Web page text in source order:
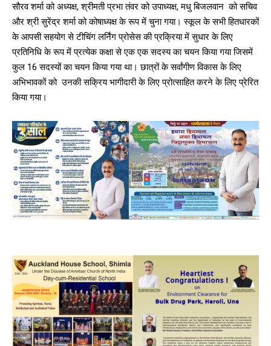
00:00 12:27
NURTURING CREATIVITY – KEEKLI CHARITABLE TRUST, SHIMLA
सौरव शर्मा को अध्यक्ष, श्रीमती प्रभा तंवर को उपाध्यक्ष, मधु बिजलवान को सचिव
और श्री सुरेंद्र शर्मा को कोषाध्यक्ष के रूप में चुना गया।स्कूल के सभी हितधारकों
के आपसी सहयोग से टीचिंग लर्निंग प्रोसेस की प्रक्रिया में सुधार के लिए
प्रतिनिधि के रूप में प्रत्येक कक्षा से एक एक सदस्य का चयन किया गया जिसमें
कुल 16 सदस्यों का चयन किया गया था। छात्रों के सर्वांगीण विकास के लिए
अभिभावकों को उनकी सक्रिय भागीदारी के लिए प्रोत्साहित करने के लिए प्रेरित
किया गया।